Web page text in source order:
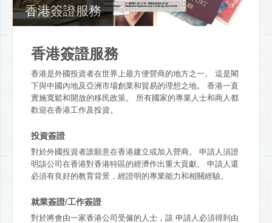
香港簽證服務
香港簽證服務
香港是外國投資者在世界上最方便營商的地方之一。 這是閣
下與中國內地及亞洲市場創業和貿易的理想之地。 香港一直
實施寬鬆和開放的移民政策。 所有國家的專業人士和商人都
歡迎在香港工作及投資。
投資簽證
對於外國投資者誰願意在香港建立或加入營商。 申請人須證
明該公司在香港對香港特區的經濟作出重大貢獻。 申請人還
必須有良好的教育背景，經證明的專業能力和相關經驗。
就業簽證/工作簽證
對於將會由一家香港公司受僱的人士，該 申請人必須得到由